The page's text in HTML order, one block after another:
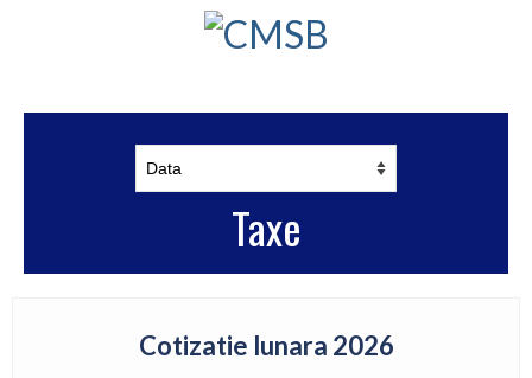
Taxe
Cotizatie lunara 2026